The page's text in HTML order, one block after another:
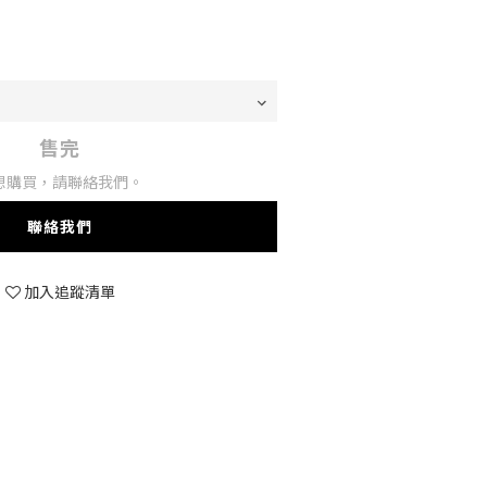
售完
購買，請聯絡我們。
聯絡我們
加入追蹤清單